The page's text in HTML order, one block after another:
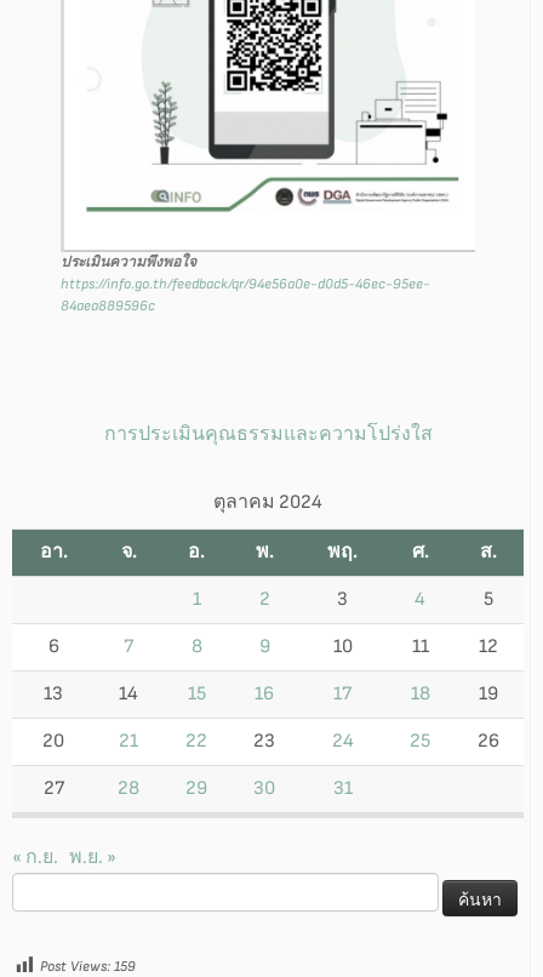
ประเมินความพึงพอใจ
https://info.go.th/feedback/qr/94e56a0e-d0d5-46ec-95ee-
84aea889596c
การประเมินคุณธรรมและความโปร่งใส
ตุลาคม 2024
อา. จ. อ. พ. พฤ. ศ. ส.
1 2 3 4 5
6 7 8 9 10 11 12
13 14 15 16 17 18 19
20 21 22 23 24 25 26
27 28 29 30 31
« ก.ย. พ.ย. »
สำหรับ:
Post Views: 159